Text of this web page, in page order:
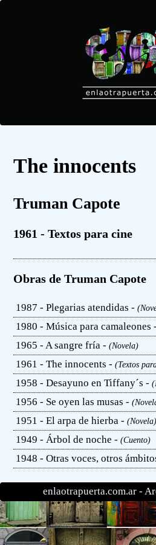
The innocents
Truman Capote
1961 - Textos para cine
Obras de Truman Capote
1987 - Plegarias atendidas -
1980 - Música para camaleones
1965 - A sangre fría -(Novela)
1961 - The innocents -(Textos
1958 - Desayuno en Tiffany´s -
1956 - Se oyen las musas -
1951 - El arpa de hierba -(Novela)
1949 - Árbol de noche -(Cuento)
1948 - Otras voces, otros
enlaotrapuerta.com.ar -